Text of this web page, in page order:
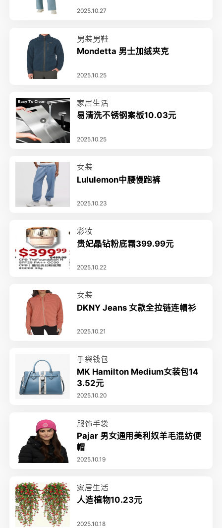
2025.10.27
男装男鞋
Mondetta 男士加绒夹克
2025.10.25
家居生活
易清洗不锈钢案板10.03元
2025.10.25
女装
Lululemon中腰慢跑裤
2025.10.23
彩妆
贵妃晶钻粉底霜399.99元
2025.10.22
女装
DKNY Jeans 女款全拉链连帽衫
2025.10.21
手袋钱包
MK Hamilton Medium女装包14
3.52元
2025.10.20
服饰手袋
Pajar 男女通用美利奴羊毛混纺便
帽
2025.10.19
家居生活
人造植物10.23元
2025.10.18